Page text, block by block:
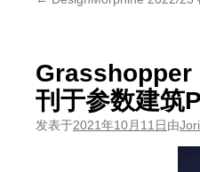
Grasshopper
刊于参数建
发表于2021年10月11日由